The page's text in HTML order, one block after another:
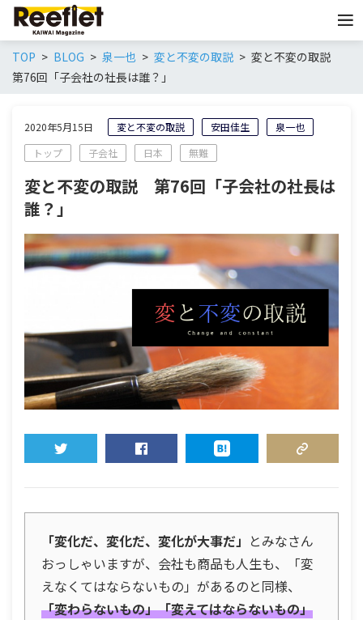
TOP BLOG 泉一也 変と不変の取説
変と不変の取説
第76回「子会社の社長は誰？」
2020年5月15日 変と不変の取説 安田佳生
泉一也
トップ
子会社 日本 無難
変と不変の取説 第76回「子会社の社長は
誰？」
「変化だ、変化だ、変化が大事だ」 とみなさん
おっしゃいますが、会社も商品も人生も、「変
えなくてはならないもの」があるのと同様、
「変わらないもの」「変えてはならないもの」